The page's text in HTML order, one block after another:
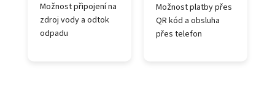
Možnost připojení na
zdroj vody a odtok
odpadu
Možnost platby přes
QR kód a obsluha
přes telefon